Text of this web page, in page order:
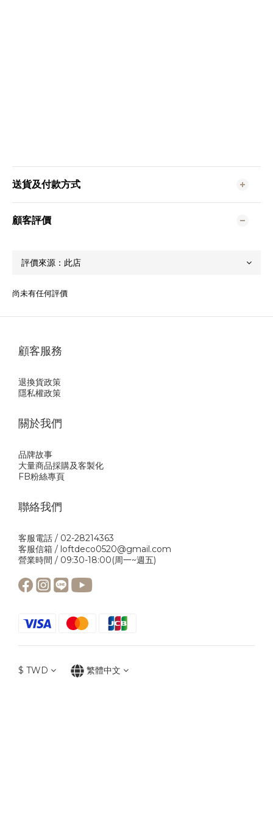
送貨及付款方式
顧客評價
尚未有任何評價
顧客服務
退換貨政策
隱私權政策
關於我們
品牌故事
大量商品採購及客製化
FB粉絲專頁
聯絡我們
客服電話 / 02-28214363
客服信箱 / loftdeco0520@gmail.com
營業時間 / 09:30-18:00(周一~週五)
$ TWD 繁體中文